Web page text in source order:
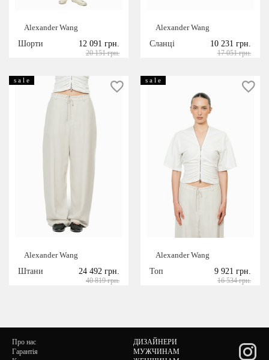
Alexander Wang
Шорти
12 091 грн.
20 151 грн.
Alexander Wang
Сланці
10 231 грн.
17 051 грн.
s a l e
Alexander Wang
Штани
24 492 грн.
40 819 грн.
s a l e
Alexander Wang
Топ
9 921 грн.
16 534 грн.
Про нас
Гарантія
ДИЗАЙНЕРИ
МУЖЧИНАМ